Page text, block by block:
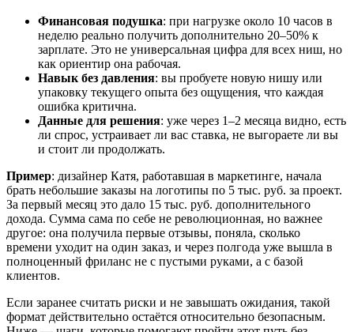
Финансовая подушка: при нагрузке около 10 часов в
неделю реально получить дополнительно 20–50% к
зарплате. Это не универсальная цифра для всех ниш, но
как ориентир она рабочая.
Навык без давления: вы пробуете новую нишу или
упаковку текущего опыта без ощущения, что каждая
ошибка критична.
Данные для решения: уже через 1–2 месяца видно, есть
ли спрос, устраивает ли вас ставка, не выгораете ли вы
и стоит ли продолжать.
Пример: дизайнер Катя, работавшая в маркетинге, начала
брать небольшие заказы на логотипы по 5 тыс. руб. за проект.
За первый месяц это дало 15 тыс. руб. дополнительного
дохода. Сумма сама по себе не революционная, но важнее
другое: она получила первые отзывы, поняла, сколько
времени уходит на один заказ, и через полгода уже вышла в
полноценный фриланс не с пустыми руками, а с базой
клиентов.
Если заранее считать риски и не завышать ожидания, такой
формат действительно остаётся относительно безопасным.